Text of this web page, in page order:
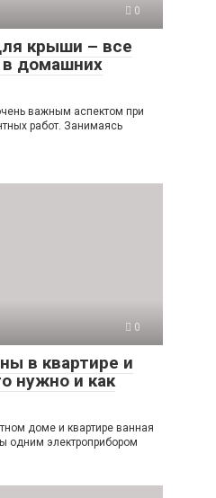
0
крыши – все
домашних
важным аспектом при
работ. Занимаясь
0
в квартире и
нужно и как
доме и квартире ванная
одним электроприбором